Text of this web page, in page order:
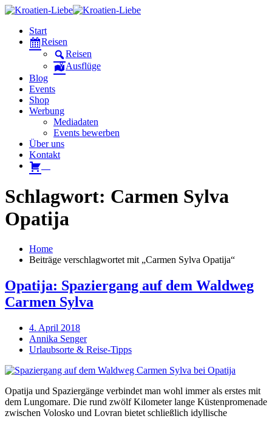
Start
Reisen
Reisen
Ausflüge
Blog
Events
Shop
Werbung
Mediadaten
Events bewerben
Über uns
Kontakt
Schlagwort: Carmen Sylva
Opatija
Home
Beiträge verschlagwortet mit „Carmen Sylva Opatija“
Opatija: Spaziergang auf dem Waldweg
Carmen Sylva
4. April 2018
Annika Senger
Urlaubsorte & Reise-Tipps
Opatija und Spaziergänge verbindet man wohl immer als erstes mit
dem Lungomare. Die rund zwölf Kilometer lange Küstenpromenade
zwischen Volosko und Lovran bietet schließlich idyllische